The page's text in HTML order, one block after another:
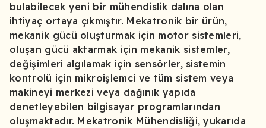
bulabilecek yeni bir mühendislik dalına olan
ihtiyaç ortaya çıkmıştır. Mekatronik bir ürün,
mekanik gücü oluşturmak için motor sistemleri,
oluşan gücü aktarmak için mekanik sistemler,
değişimleri algılamak için sensörler, sistemin
kontrolü için mikroişlemci ve tüm sistem veya
makineyi merkezi veya dağınık yapıda
denetleyebilen bilgisayar programlarından
oluşmaktadır. Mekatronik Mühendisliği, yukarıda